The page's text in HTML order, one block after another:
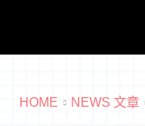
HOME NEWS 文章